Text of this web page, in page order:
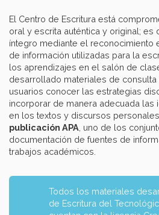
El Centro de Escritura está
oral y escrita auténtica y original; es
íntegro mediante el reconocimiento
de información utilizadas para la
los aprendizajes en el salón de
desarrollado materiales de
usuarios conocer las estrategias
incorporar de manera adecuada las
en los textos y discursos
publicación APA , uno de los
documentación de fuentes de
trabajos académicos.
Todos los materiales
de Escritura del